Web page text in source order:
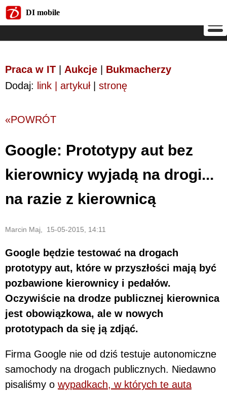
DI mobile
Praca w IT Aukcje
Bukmacherzy
Dodaj: link | artykuł| stronę
«POWRÓT
Google: Prototypy aut bez
kierownicy wyjadą na drogi...
na razie z kierownicą
Marcin Maj, 15-05-2015, 14:11
Google będzie testować na drogach
prototypy aut, które w przyszłości mają być
pozbawione kierownicy i pedałów.
Oczywiście na drodze publicznej kierownica
jest obowiązkowa, ale w nowych
prototypach da się ją zdjąć.
Firma Google nie od dziś testuje autonomiczne
samochody na drogach publicznych. Niedawno
pisaliśmy o wypadkach, w których te auta
DI mobile